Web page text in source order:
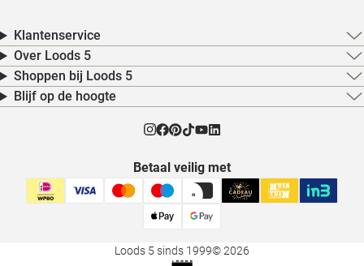
Klantenservice
Over Loods 5
Shoppen bij Loods 5
Blijf op de hoogte
Betaal veilig met
Loods 5 sinds 1999© 2026